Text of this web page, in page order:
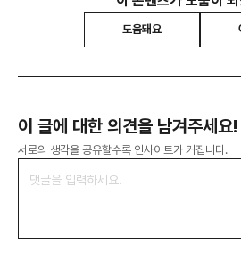
도움돼요
이 글에 대한 의견을 남겨주세요!
서로의 생각을 공유할수록 인사이트가 커집니다.